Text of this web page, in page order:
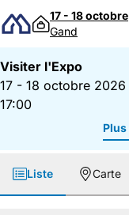
Passer au17 - 18 octobre
Gand
Visiter l'Expo
17 - 18 octobre 2026
17:00
Liste Carte